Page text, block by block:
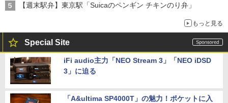
【週末駅弁】東京駅「Suicaのペンギン チキンのり弁」
もっと見る
Special Site
iFi audio主力「NEO Stream 3」「NEO iDSD
3」に迫る
「A&ultima SP4000T」の魅力！ポケットに入